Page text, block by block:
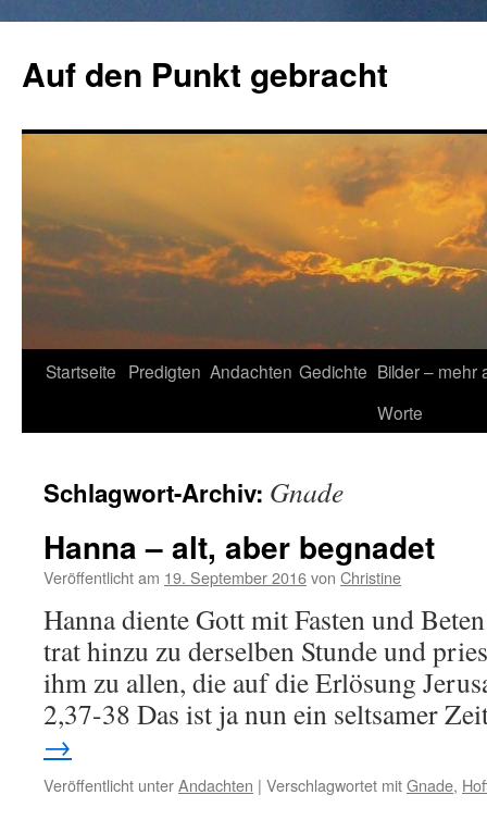
springen
Auf den Punkt gebracht
Startseite Predigten Andachten Gedichte Bilder – mehr
Worte
Schlagwort-Archiv: Gnade
Hanna – alt, aber begnadet
Veröffentlicht am 19. September 2016von Christine
Hanna diente Gott mit Fasten und
trat hinzu zu derselben Stunde und
ihm zu allen, die auf die Erlösung
2,37-38 Das ist ja nun ein seltsamer
→
Veröffentlicht unterAndachten | Verschlagwortet mitGnade,